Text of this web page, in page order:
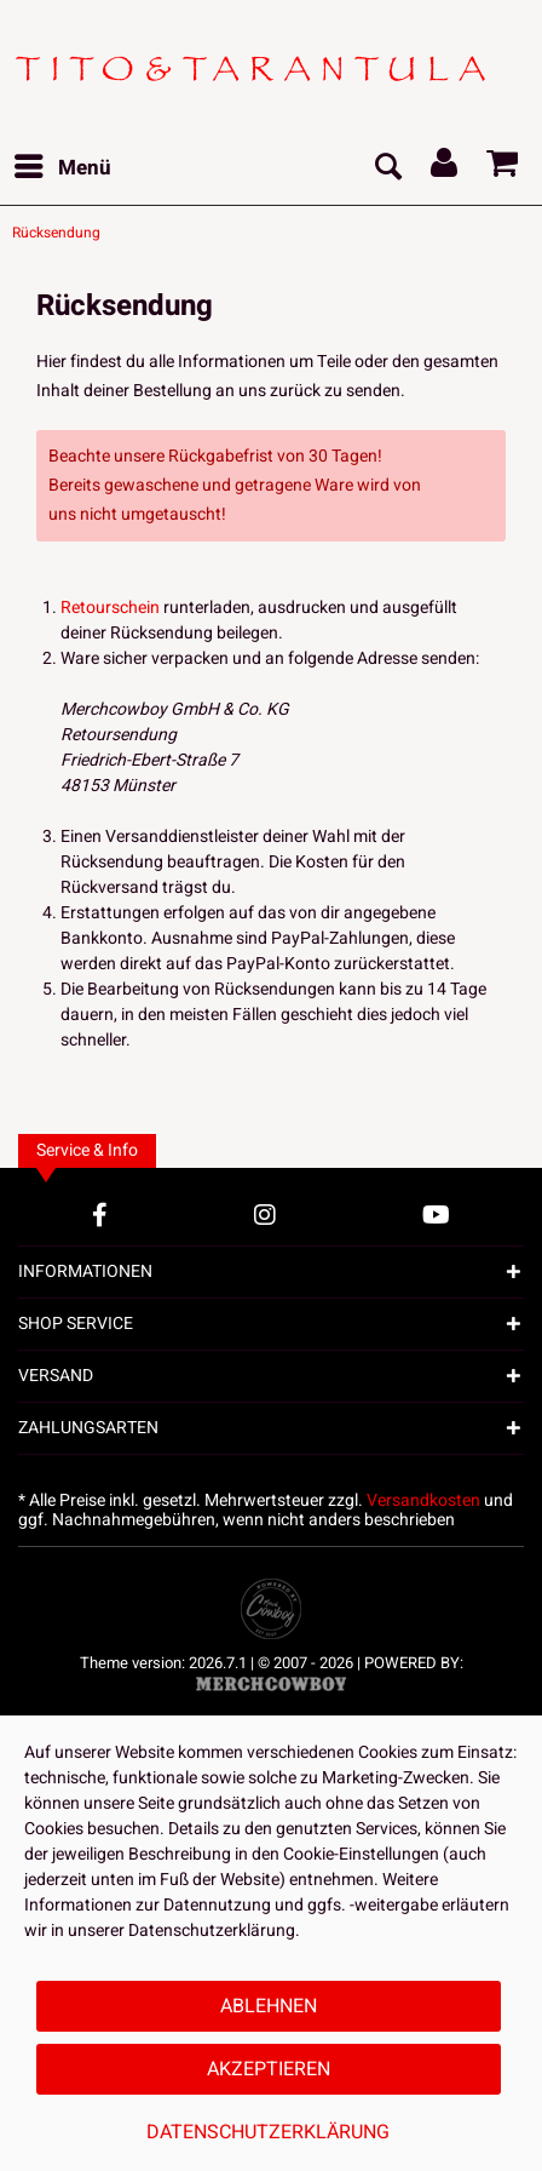
Menü
Rücksendung
Rücksendung
Hier findest du alle Informationen um Teile oder den gesamten
Inhalt deiner Bestellung an uns zurück zu senden.
Beachte unsere Rückgabefrist von 30 Tagen!
Bereits gewaschene und getragene Ware wird von
uns nicht umgetauscht!
Retourschein runterladen, ausdrucken und ausgefüllt
deiner Rücksendung beilegen.
Ware sicher verpacken und an folgende Adresse senden:
Merchcowboy GmbH & Co. KG
Retoursendung
Friedrich-Ebert-Straße 7
48153 Münster
Einen Versanddienstleister deiner Wahl mit der
Rücksendung beauftragen. Die Kosten für den
Rückversand trägst du.
Erstattungen erfolgen auf das von dir angegebene
Bankkonto. Ausnahme sind PayPal-Zahlungen, diese
werden direkt auf das PayPal-Konto zurückerstattet.
Die Bearbeitung von Rücksendungen kann bis zu 14 Tage
dauern, in den meisten Fällen geschieht dies jedoch viel
schneller.
Service & Info
INFORMATIONEN
SHOP SERVICE
VERSAND
ZAHLUNGSARTEN
* Alle Preise inkl. gesetzl. Mehrwertsteuer zzgl.Versandkosten und
ggf. Nachnahmegebühren, wenn nicht anders beschrieben
Theme version: 2026.7.1 | © 2007 - 2026 | POWERED BY:
Auf unserer Website kommen verschiedenen Cookies zum Einsatz:
technische, funktionale sowie solche zu Marketing-Zwecken. Sie
können unsere Seite grundsätzlich auch ohne das Setzen von
Cookies besuchen. Details zu den genutzten Services, können Sie
der jeweiligen Beschreibung in den Cookie-Einstellungen (auch
jederzeit unten im Fuß der Website) entnehmen. Weitere
Informationen zur Datennutzung und ggfs. -weitergabe erläutern
wir in unserer Datenschutzerklärung.
ABLEHNEN
AKZEPTIEREN
DATENSCHUTZERKLÄRUNG